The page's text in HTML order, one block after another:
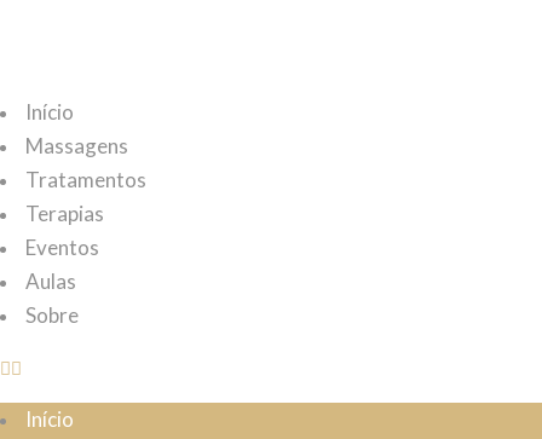
Início
Massagens
Tratamentos
Terapias
Eventos
Aulas
Sobre
Início